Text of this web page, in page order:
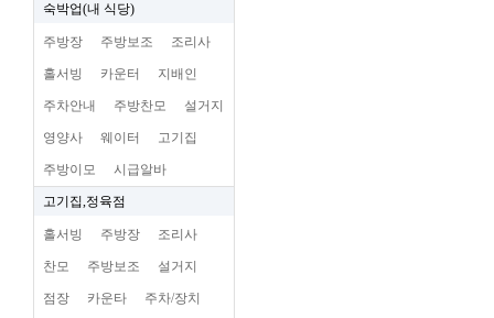
숙박업(내 식당)
주방장 주방보조 조리사
홀서빙 카운터 지배인
주차안내 주방찬모 설거지
영양사 웨이터 고기집
주방이모 시급알바
고기집,정육점
홀서빙 주방장 조리사
찬모 주방보조 설거지
점장 카운타 주차/장치